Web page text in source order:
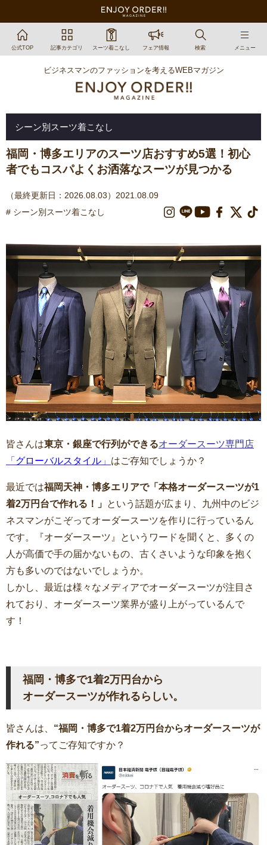
公式TOP 記事カテゴリ スーツ着こなし フェア情報 検索 メニュー
ビジネスマンのファッションを考えるWEBマガジン
シーン別スーツ着こなし
福岡・博多エリアのスーツ店おすすめ5選！初心
者でもコスパよくお洒落なスーツが見つかる
（最終更新日：2026.08.03）2021.08.09
# シーン別スーツ着こなし
皆さんは東京・銀座で行列ができるオーダースーツ専門店
「 グローバルスタイル 」 はご存知でしょうか？
最近では福岡天神・博多エリアで「本格オーダースーツが1
着2万円台で作れる！」 という話題が広まり、九州中のビジ
ネスマンがこぞってオーダースーツを作りに行っているん
です。『オーダースーツ』というワードを聞くと、多くの
人が高価で手の届かないもの、古くさいような印象を抱く
方も多いのではないでしょうか。
しかし、最近は様々なメディアでオーダースーツが注目さ
れており、オーダースーツ業界が盛り上がっているんで
す！
福岡・博多で1着2万円台から
オーダースーツが作れるらしい。
皆さんは、 “福岡・博多で1着2万円台からオーダースーツが
作れる”ってご存知ですか？